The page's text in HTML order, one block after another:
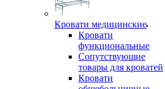
Кровати медицинские
Кровати
функциональные
Сопутствующие
товары для кроватей
Кровати